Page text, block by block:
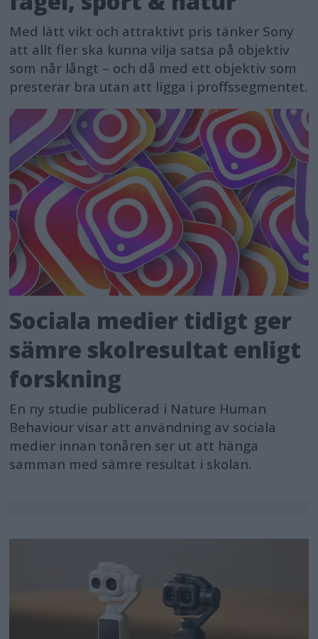
Med lätt vikt och attraktivt pris tänker Sony
att allt fler ska kunna vilja satsa på objektiv
som når långt – och då med ett objektiv som
presterar bra utan att ligga i proffssegmentet.
Sociala medier tidigt ger
sämre skolresultat enligt
forskning
En ny studie publicerad i Nature Human
Behaviour visar att användning av sociala
medier innan tonåren ser ut att hänga
samman med sämre resultat i skolan.